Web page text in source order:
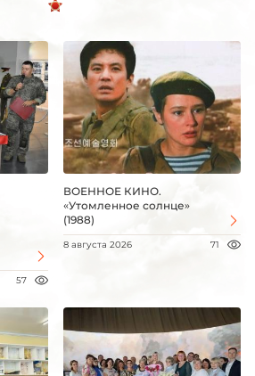
57
ВОЕННОЕ КИНО.
«Утомленное солнце»
(1988)
8 августа 2026 71